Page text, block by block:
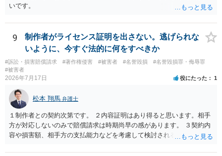
いです。
9
制作者がライセンス証明を出さない。逃げられな
いように、今すぐ法的に何をすべきか
#訴訟・損害賠償請求 #著作権侵害 #被害者 #名誉毀損
#名誉毀損罪・侮辱罪
#被害者
2026年7月17日 役にたった 1
松本 翔馬 弁護士
１制作者との契約次第です。 ２内容証明はあり得ると思います。相手
方が対応しないのみで賠償請求は時期尚早の感があります。 ３契約内
容や損害額、相手方の支払能力などを考慮して検討されるとよいでし